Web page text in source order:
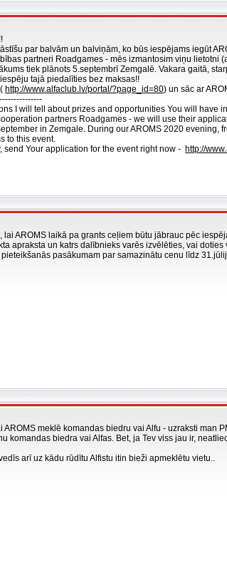
par balvām un balviņām, ko būs iespējams iegūt
partneri Roadgames - mēs izmantosim viņu
tiek plānots 5.septembrī Zemgalē. Vakara gaitā,
tajā piedalīties bez maksas!!
http://www.alfaclub.lv/portal/?page_id=80) un sāc ar
I will tell about prizes and opportunities You will have
partners Roadgames - we will use their
in Zemgale. During our AROMS 2020
to this event.
send Your application for the event right now - http://
lai AROMS laikā pa grants ceļiem būtu jābrauc pēc
apraksta un katrs dalībnieks varēs izvēlēties, vai
pasākumam par samazinātu cenu līdz
AROMS meklē komandas biedru vai Alfu - uzraksti man
komandas biedra vai Alfas. Bet, ja Tev viss jau ir,
arī uz kādu rūdītu Alfistu itin bieži apmeklētu vietu..